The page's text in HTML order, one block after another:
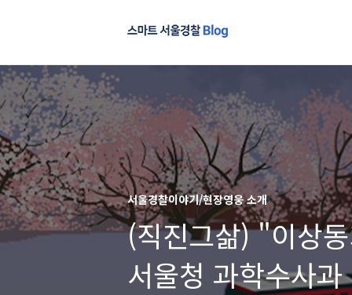
서울경찰이야기/현장영웅 소개
(직진그삶) "이상
서울청 과학수사